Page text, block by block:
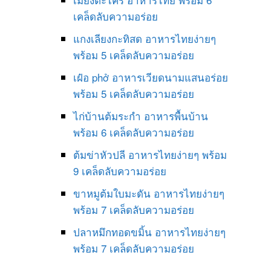
เคล็ดลับความอร่อย
แกงเลียงกะทิสด อาหารไทยง่ายๆ
พร้อม 5 เคล็ดลับความอร่อย
เฝ๋อ phở อาหารเวียดนามแสนอร่อย
พร้อม 5 เคล็ดลับความอร่อย
ไก่บ้านต้มระกำ อาหารพื้นบ้าน
พร้อม 6 เคล็ดลับความอร่อย
ต้มข่าหัวปลี อาหารไทยง่ายๆ พร้อม
9 เคล็ดลับความอร่อย
ขาหมูต้มใบมะดัน อาหารไทยง่ายๆ
พร้อม 7 เคล็ดลับความอร่อย
ปลาหมึกทอดขมิ้น อาหารไทยง่ายๆ
พร้อม 7 เคล็ดลับความอร่อย